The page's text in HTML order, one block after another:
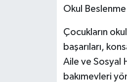
Okul Beslenme
Çocukların
başarıları,
Aile ve Sosyal
bakımevleri
Tarihi Yapılarımız
Teknoloji